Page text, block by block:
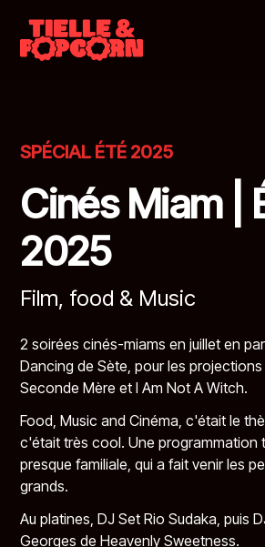
SPÉCIAL ÉTÉ 2025
Cinés Miam |
2025
Film, food & Music
2 soirées cinés-miams en juillet en
Dancing de Sète, pour les
Seconde Mère etI Am Not A Witch.
Food, Music and Cinéma, c'était le
c'était très cool. Une programmation
presque familiale, qui a fait venir les
grands.
Au platines, DJ Set Rio Sudaka, puis
Georges deHeavenly Sweetness.